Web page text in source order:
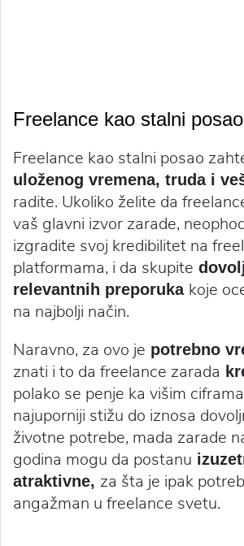
Freelance kao stalni posao
Freelance kao stalni posao
uloženog vremena, truda i
radite. Ukoliko želite da
vaš glavni izvor zarade,
izgradite svoj kredibilitet na
platformama, i da skupite
relevantnih preporuka koje
na najbolji način.
Naravno, za ovo je potrebno
znati i to da freelance zarada
polako se penje ka višim
najuporniji stižu do iznosa
životne potrebe, mada zarade
godina mogu da postanu
atraktivne, za šta je ipak
angažman u freelance svetu.